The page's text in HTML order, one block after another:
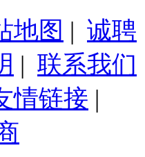
地图 | 诚聘
| 联系我们
情链接 |